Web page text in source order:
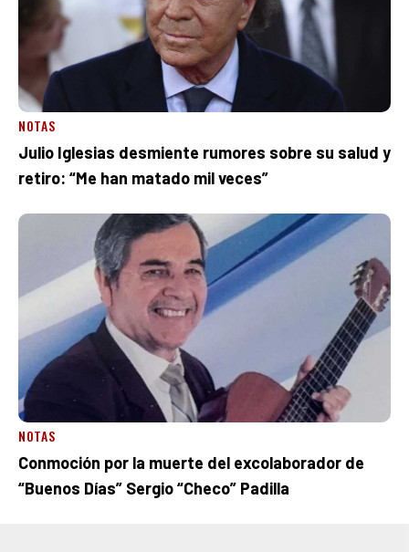
NOTAS
Julio Iglesias desmiente rumores sobre su salud y
retiro: “Me han matado mil veces”
NOTAS
Conmoción por la muerte del excolaborador de
“Buenos Días” Sergio “Checo” Padilla